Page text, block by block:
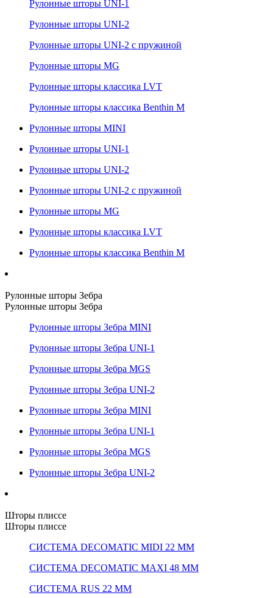
Рулонные шторы UNI-1
Рулонные шторы UNI-2
Рулонные шторы UNI-2 с пружиной
Рулонные шторы MG
Рулонные шторы классика LVT
Рулонные шторы классика Benthin M
Рулонные шторы MINI
Рулонные шторы UNI-1
Рулонные шторы UNI-2
Рулонные шторы UNI-2 с пружиной
Рулонные шторы MG
Рулонные шторы классика LVT
Рулонные шторы классика Benthin M
Рулонные шторы Зебра
Рулонные шторы Зебра
Рулонные шторы Зебра MINI
Рулонные шторы Зебра UNI-1
Рулонные шторы Зебра MGS
Рулонные шторы Зебра UNI-2
Рулонные шторы Зебра MINI
Рулонные шторы Зебра UNI-1
Рулонные шторы Зебра MGS
Рулонные шторы Зебра UNI-2
Шторы плиссе
Шторы плиссе
СИСТЕМА DECOMATIC MIDI 22 ММ
СИСТЕМА DECOMATIC MAXI 48 ММ
СИСТЕМА RUS 22 ММ